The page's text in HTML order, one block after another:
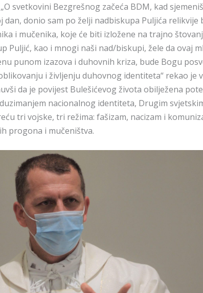
svetkovini Bezgrešnog začeća BDM, kad
dan, donio sam po želji nadbiskupa Puljića relikvije
i mučenika, koje će biti izložene na trajno
Puljić, kao i mnogi naši nad/biskupi, žele da ovaj
punom izazova i duhovnih kriza, bude Bogu
i življenju duhovnog identiteta“ rekao je
da je povijest Bulešićevog života obilježena
nacionalnog identiteta, Drugim
tri vojske, tri režima: fašizam, nacizam i
progona i mučeništva.